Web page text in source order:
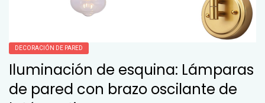
DECORACIÓN DE PARED
Iluminación de esquina: Lámparas
de pared con brazo oscilante de